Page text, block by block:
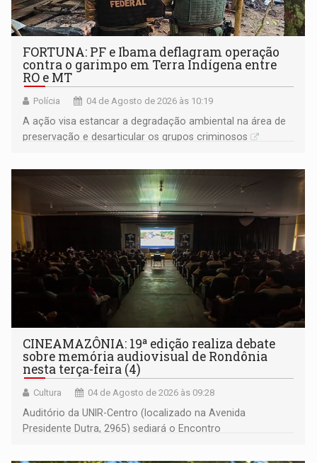
FORTUNA: ​PF e Ibama deflagram operação
contra o garimpo em Terra Indígena entre
RO e MT
Polícia 04 de Agosto de 2026 às 10:19
A ação visa estancar a degradação ambiental na área de
preservação e desarticular os grupos criminosos
CINEAMAZÔNIA: 19ª edição realiza debate
sobre memória audiovisual de Rondônia
nesta terça-feira (4)
Cultura 04 de Agosto de 2026 às 09:28
Auditório da UNIR-Centro (localizado na Avenida
Presidente Dutra, 2965) sediará o Encontro